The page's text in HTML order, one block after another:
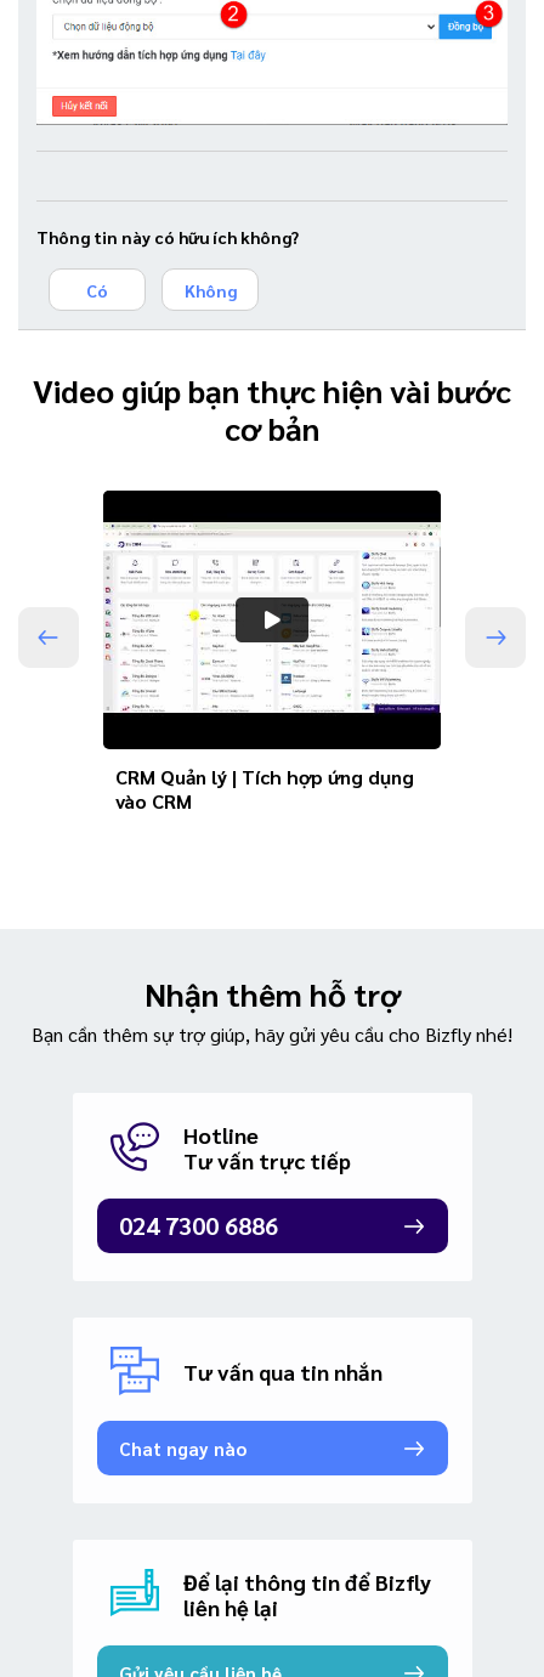
Thông tin này có hữu ích không?
Có Không
Video giúp bạn thực hiện vài bước
cơ bản
CRM Quản lý | Tích hợp ứng dụng
vào CRM
Nhận thêm hỗ trợ
Bạn cần thêm sự trợ giúp, hãy gửi yêu cầu cho Bizfly nhé!
Hotline
Tư vấn trực tiếp
024 7300 6886
Tư vấn qua tin nhắn
Chat ngay nào
Để lại thông tin để Bizfly
liên hệ lại